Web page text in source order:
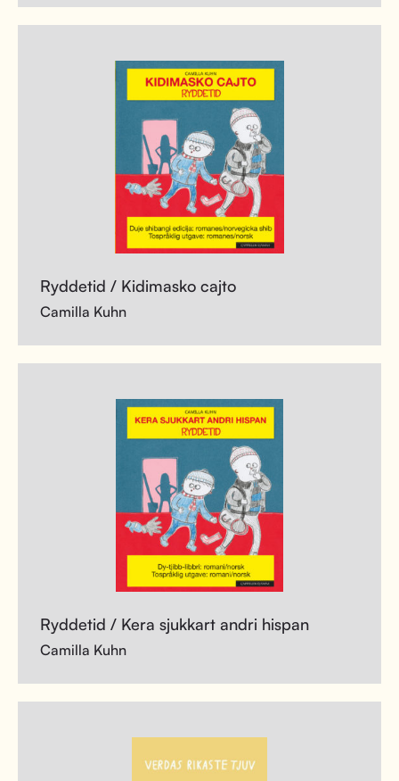
Ryddetid / Kidimasko cajto
Camilla Kuhn
Ryddetid / Kera sjukkart andri hispan
Camilla Kuhn